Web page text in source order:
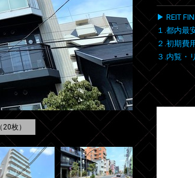
枚）
▶ REIT
１.都内最
２.初期費
３.内覧・